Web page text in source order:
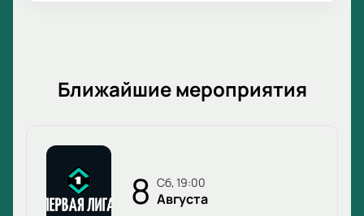
Ближайшие мероприятия
8 сб, 19:00
Августа